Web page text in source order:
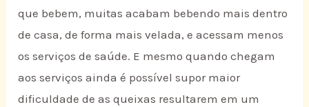
que bebem, muitas acabam bebendo mais dentro
de casa, de forma mais velada, e acessam menos
os serviços de saúde. E mesmo quando chegam
aos serviços ainda é possível supor maior
dificuldade de as queixas resultarem em um